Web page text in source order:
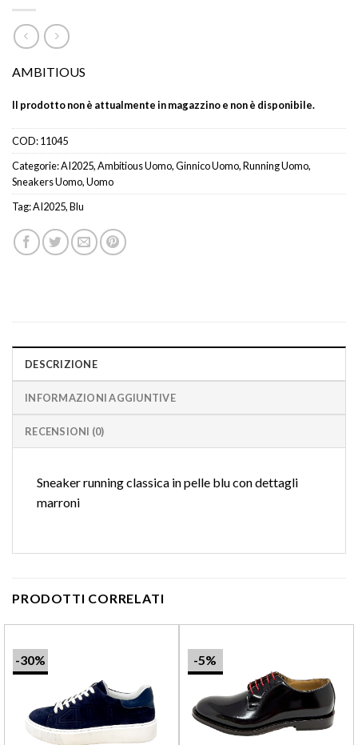
AMBITIOUS
Il prodotto non è attualmente in magazzino e non è disponibile.
COD:11045
Categorie:AI2025,Ambitious Uomo,Ginnico Uomo,Running Uomo,
Sneakers Uomo,Uomo
Tag:AI2025,Blu
DESCRIZIONE
INFORMAZIONI AGGIUNTIVE
RECENSIONI (0)
Sneaker running classica in pelle blu con dettagli
marroni
PRODOTTI CORRELATI
-30% -5%